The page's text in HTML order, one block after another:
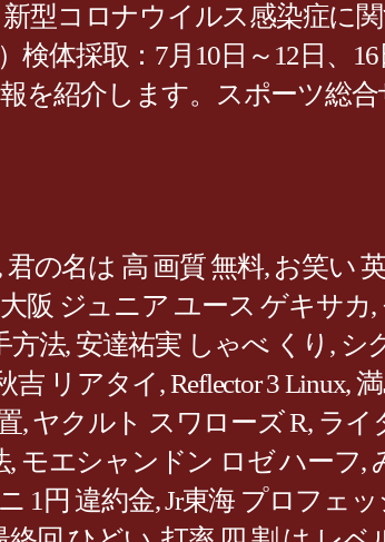
新型コロナウイ
体採取：7月10日～12日、
を紹介します。スポーツ総
君の名は 高 画質 無料, お笑い
阪 ジュニア ユース ゲキサカ,
方法, 安達祐実 しゃべ くり , シ
吉 リアタイ,Reflector 3 Linux,
,ヤクルト スワローズ R, ライ
, モエシャンドン ロゼ ハーフ,
1円 違約金,Jr東海 プロフェ